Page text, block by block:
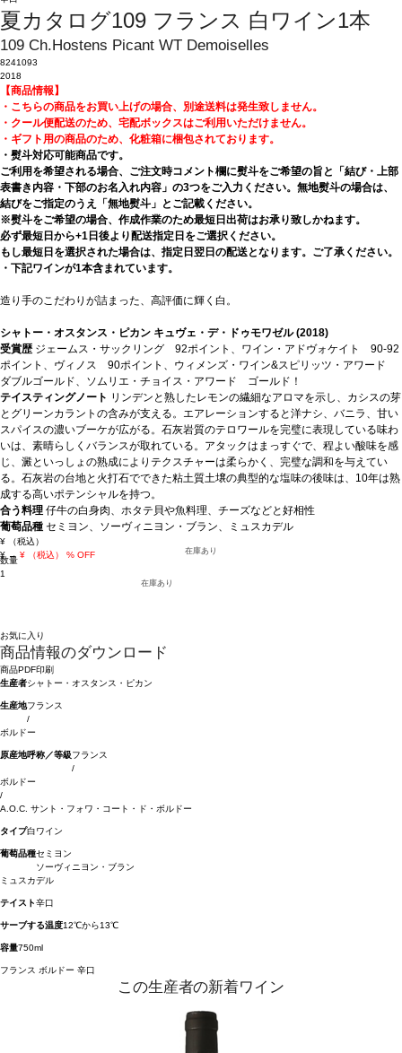
夏カタログ109 フランス 白ワイン1本
109 Ch.Hostens Picant WT Demoiselles
8241093
2018
【商品情報】
・こちらの商品をお買い上げの場合、別途送料は発生致しません。
・クール便配送のため、宅配ボックスはご利用いただけません。
・ギフト用の商品のため、化粧箱に梱包されております。
・熨斗対応可能商品です。
ご利用を希望される場合、ご注文時コメント欄に熨斗をご希望の旨と「結び・上部
表書き内容・下部のお名入れ内容」の3つをご入力ください。無地熨斗の場合は、
結びをご指定のうえ「無地熨斗」とご記載ください。
※熨斗をご希望の場合、作成作業のため最短日出荷はお承り致しかねます。
必ず最短日から+1日後より配送指定日をご選択ください。
もし最短日を選択された場合は、指定日翌日の配送となります。ご了承ください。
・下記ワインが1本含まれています。
造り手のこだわりが詰まった、高評価に輝く白。
シャトー・オスタンス・ピカン キュヴェ・デ・ドゥモワゼル (2018)
受賞歴 ジェームス・サックリング 92ポイント、ワイン・アドヴォケイト 90-92
ポイント、ヴィノス 90ポイント、ウィメンズ・ワイン&スピリッツ・アワード
ダブルゴールド、ソムリエ・チョイス・アワード ゴールド！
テイスティングノート リンデンと熟したレモンの繊細なアロマを示し、カシスの芽
とグリーンカラントの含みが支える。エアレーションすると洋ナシ、バニラ、甘い
スパイスの濃いブーケが広がる。石灰岩質のテロワールを完璧に表現している味わ
いは、素晴らしくバランスが取れている。アタックはまっすぐで、程よい酸味を感
じ、澱といっしょの熟成によりテクスチャーは柔らかく、完璧な調和を与えてい
る。石灰岩の台地と火打石でできた粘土質土壌の典型的な塩味の後味は、10年は熟
成する高いポテンシャルを持つ。
合う料理 仔牛の白身肉、ホタテ貝や魚料理、チーズなどと好相性
葡萄品種 セミヨン、ソーヴィニヨン・ブラン、ミュスカデル
¥
（税込）
¥ → ¥ （税込） % OFF 在庫あり
数量
1
在庫あり
お気に入り
商品情報のダウンロード
商品PDF印刷
生産者シャトー・オスタンス・ピカン
生産地フランス
/
ボルドー
原産地呼称／等級フランス
/
ボルドー
/
A.O.C. サント・フォワ・コート・ド・ボルドー
タイプ白ワイン
葡萄品種セミヨン
ソーヴィニヨン・ブラン
ミュスカデル
テイスト辛口
サーブする温度12℃から13℃
容量750ml
フランス ボルドー 辛口
この生産者の新着ワイン